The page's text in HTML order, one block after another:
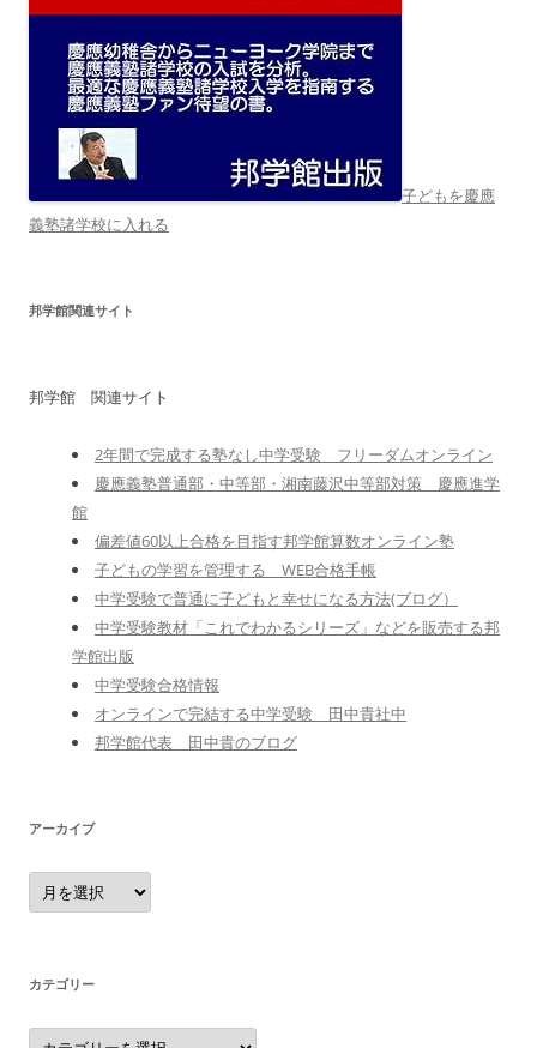
子どもを慶應
義塾諸学校に入れる
邦学館関連サイト
邦学館 関連サイト
2年間で完成する塾なし中学受験 フリーダムオンライン
慶應義塾普通部・中等部・湘南藤沢中等部対策 慶應進学
館
偏差値60以上合格を目指す邦学館算数オンライン塾
子どもの学習を管理する WEB合格手帳
中学受験で普通に子どもと幸せになる方法(ブログ）
中学受験教材「これでわかるシリーズ」などを販売する邦
学館出版
中学受験合格情報
オンラインで完結する中学受験 田中貴社中
邦学館代表 田中貴のブログ
アーカイブ
ア
ー
カ
カテゴリー
カ